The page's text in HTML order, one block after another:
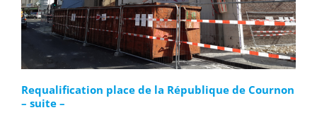
Requalification place de la République de Cournon
– suite –